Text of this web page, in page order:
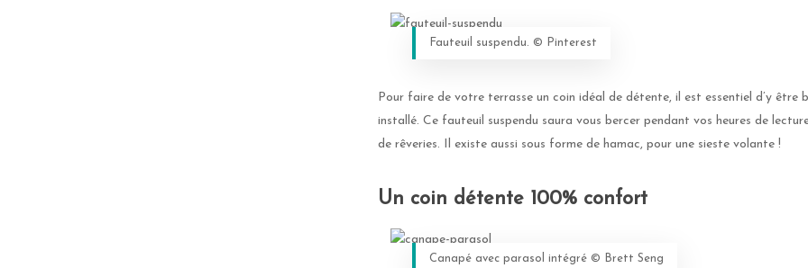
Fauteuil suspendu. ©️ Pinterest
Pour faire de votre terrasse un coin idéal de détente, il est essentiel d’y être
installé. Ce fauteuil suspendu saura vous bercer pendant vos heures de
de rêveries. Il existe aussi sous forme de hamac, pour une sieste volante !
Un coin détente 100% confort
Canapé avec parasol intégré ©️ Brett Seng